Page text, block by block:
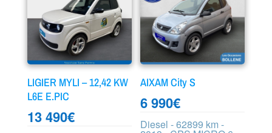
LIGIER MYLI – 12,42 KW
L6E E.PIC
13 490€
AIXAM City S
6 990€
Diesel - 62899 km -